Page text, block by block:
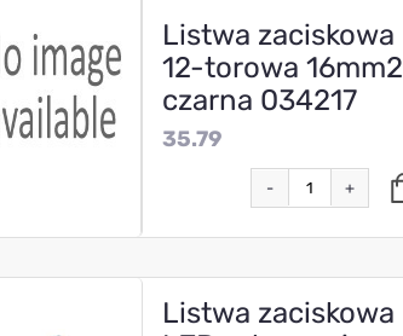
Listwa zaciskowa
12-torowa 16mm2
czarna 034217
35.79
- +
Listwa zaciskowa